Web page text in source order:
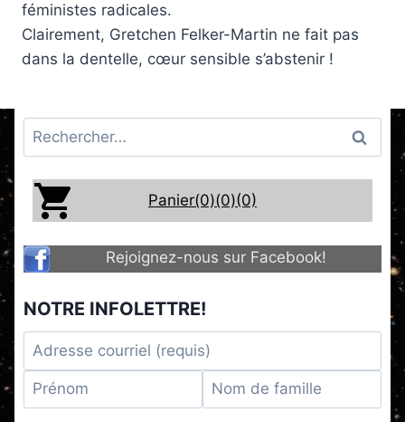
féministes radicales.
Clairement, Gretchen Felker-Martin ne fait pas
dans la dentelle, cœur sensible s’abstenir !
Rechercher :
Panier(0)(0)(0)
Rejoignez-nous sur Facebook!
NOTRE INFOLETTRE!